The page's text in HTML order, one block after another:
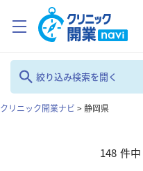
絞り込み検索を開く
フリーワード
クリニック開業ナビ >静岡県
148 件中
クリニック開業ナビとは？
診療圏調査